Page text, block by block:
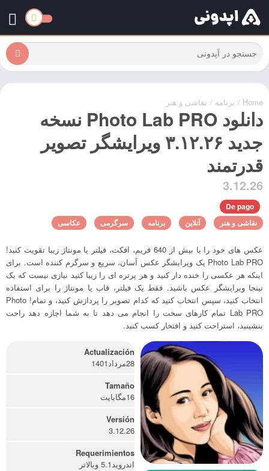
Home
/ برنامه / نقاشی و هنر
دانلود Photo Lab PRO نسخه
جدید ۳.۱۲.۲۶ ویرایشگر تصویر
قدرتمند
3.12.26
De pago
نقاشی و هنر
آنلاین برنامه سرگرمی عکاسی
عکس های خود را با بیش از 640 فریم، افکت، فیلتر یا مونتاژ زیبا تقویت کنید!
Photo Lab PRO یک ویرایشگر عکس آسان، سریع و سرگرم کننده است. برای
اینکه هر عکسی را خنده دار کنید و هر پرتره ای را زیبا کنید نیازی نیست که یک
نینجا ویرایشگر عکس باشید. فقط یک فیلتر، قاب یا مونتاژ را برای استفاده
انتخاب کنید، سپس انتخاب کنید که کدام تصویر را پردازش کنید، و تمام! Photo
Lab PRO تمام کارهای سخت را انجام می دهد تا به شما اجازه دهد راحت
بنشینید، استراحت کنید و افتخار کسب کنید.
Actualización
28مرداد1401
Tamaño
16مگابایت
Versión
3.12.26
Requerimientos
اندروید5.1 وبالاتر